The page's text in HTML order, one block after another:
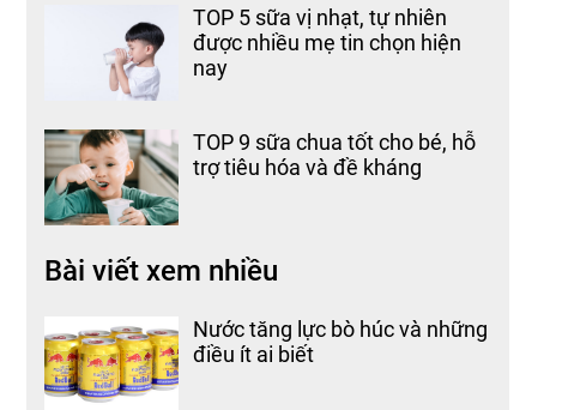
TOP 5 sữa vị nhạt, tự nhiên
được nhiều mẹ tin chọn hiện
nay
TOP 9 sữa chua tốt cho bé, hỗ
trợ tiêu hóa và đề kháng
Bài viết xem nhiều
Nước tăng lực bò húc và những
điều ít ai biết